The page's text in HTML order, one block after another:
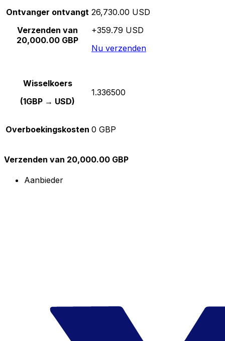
Ontvanger ontvangt
Verzenden van
20,000.00 GBP
26,730.00 USD
+359.79 USD
Nu verzenden
Wisselkoers
(1GBP → USD)
1.336500
Overboekingskosten 0 GBP
Verzenden van 20,000.00 GBP
Aanbieder